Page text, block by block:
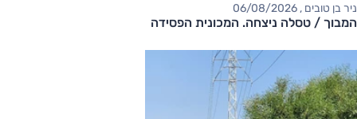
ניר בן טובים , 06/08/2026
המבוך / טסלה ניצחה. המכונית הפסידה